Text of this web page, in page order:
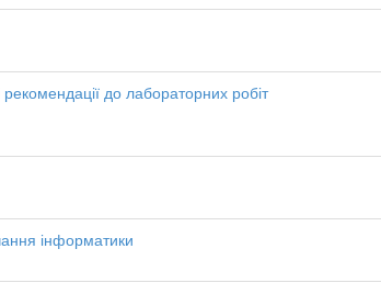
до лабораторних робіт
інформатики